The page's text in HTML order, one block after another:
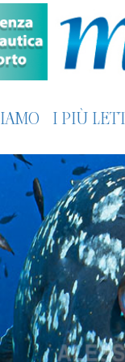
I PIÙ